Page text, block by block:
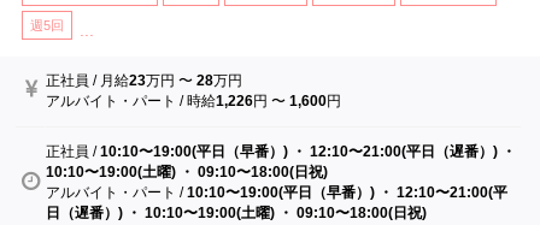
週5回
正社員 / 月給23万円 〜28万円
アルバイト・パート /時給1,226円 〜1,600円
正社員 /10:10〜19:00(平日（早番）) ・ 12:10〜21:00(平日（遅番）) ・
10:10〜19:00(土曜) ・ 09:10〜18:00(日祝)
アルバイト・パート /10:10〜19:00(平日（早番）) ・ 12:10〜21:00(平
日（遅番）) ・ 10:10〜19:00(土曜) ・ 09:10〜18:00(日祝)